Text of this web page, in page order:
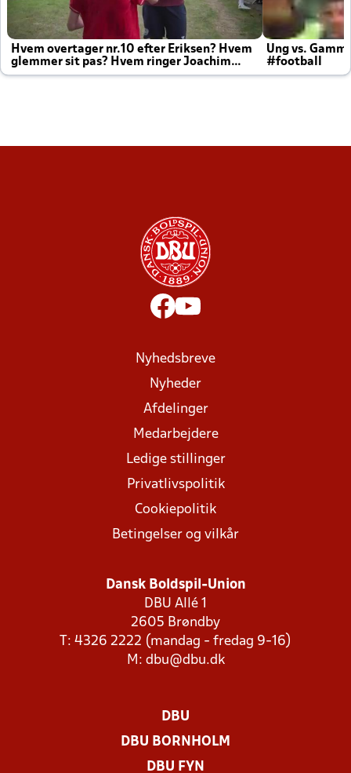
Hvem overtager nr.10 efter Eriksen? Hvem
glemmer sit pas? Hvem ringer Joachim
altid til efter kampe?
Ung vs.
#football
Nyhedsbreve
Nyheder
Afdelinger
Medarbejdere
Ledige stillinger
Privatlivspolitik
Cookiepolitik
Betingelser og vilkår
Dansk Boldspil-Union
DBU Allé 1
2605 Brøndby
T: 4326 2222 (mandag - fredag 9-16)
M: dbu@dbu.dk
DBU
DBU BORNHOLM
DBU FYN